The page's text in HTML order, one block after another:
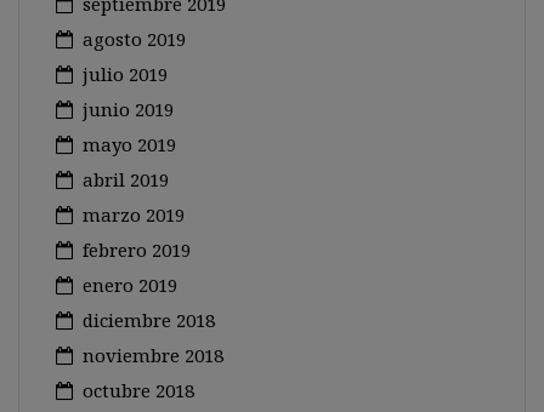
agosto 2019
julio 2019
junio 2019
mayo 2019
abril 2019
marzo 2019
febrero 2019
enero 2019
diciembre 2018
noviembre 2018
octubre 2018